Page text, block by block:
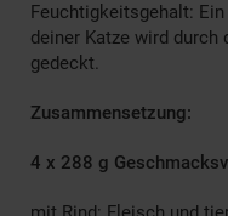
Feuchtigkeitsgehalt:
deiner Katze wird durch
gedeckt.
Zusammensetzung:
4 x 288 g